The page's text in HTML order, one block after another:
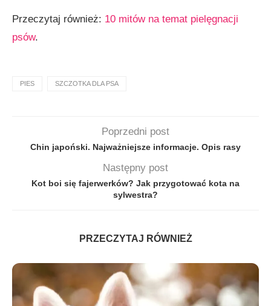
Przeczytaj również: 10 mitów na temat pielęgnacji
psów.
PIES SZCZOTKA DLA PSA
Poprzedni post
Chin japoński. Najważniejsze informacje. Opis rasy
Następny post
Kot boi się fajerwerków? Jak przygotować kota na
sylwestra?
PRZECZYTAJ RÓWNIEŻ